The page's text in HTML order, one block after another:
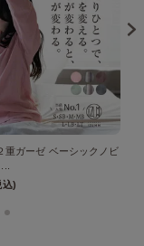
重ガーゼ ベーシックノビ
込)